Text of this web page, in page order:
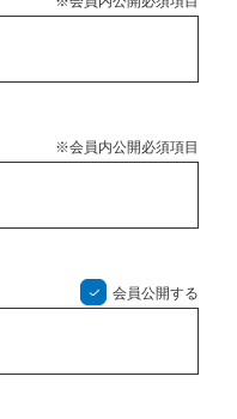
※会員内公開必須項目
会員公開する